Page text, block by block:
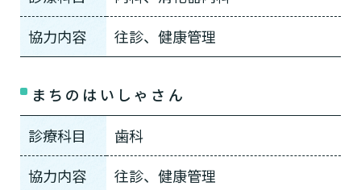
協力内容
往診、健康管理
まちのはいしゃさん
診療科目
歯科
協力内容
往診、健康管理